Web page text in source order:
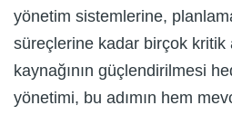
yönetim sistemlerine,
süreçlerine kadar birçok kritik
kaynağının güçlendirilmesi
yönetimi, bu adımın hem